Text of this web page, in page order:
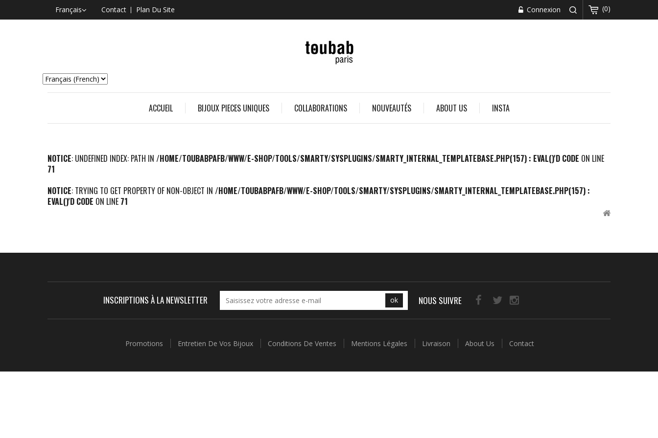
Français Contact Plan Du Site (0)
Connexion
ACCUEIL BIJOUX PIECES UNIQUES COLLABORATIONS NOUVEAUTÉS ABOUT US INSTA
NOTICE: UNDEFINED INDEX: PATH IN /HOME/TOUBABPAFB/WWW/E-SHOP/TOOLS/SMARTY/SYSPLUGINS/SMARTY_INTERNAL_TEMPLATEBASE.PHP(157) : EVAL()'D CODE ON LINE
71
NOTICE: TRYING TO GET PROPERTY OF NON-OBJECT IN /HOME/TOUBABPAFB/WWW/E-SHOP/TOOLS/SMARTY/SYSPLUGINS/SMARTY_INTERNAL_TEMPLATEBASE.PHP(157) :
EVAL()'D CODE ON LINE 71
INSCRIPTIONS À LA NEWSLETTER ok NOUS SUIVRE
Promotions Entretien De Vos Bijoux Conditions De Ventes Mentions Légales Livraison About Us Contact